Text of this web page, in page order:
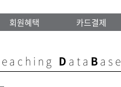
회원혜택 카드결제
eaching D ata Base